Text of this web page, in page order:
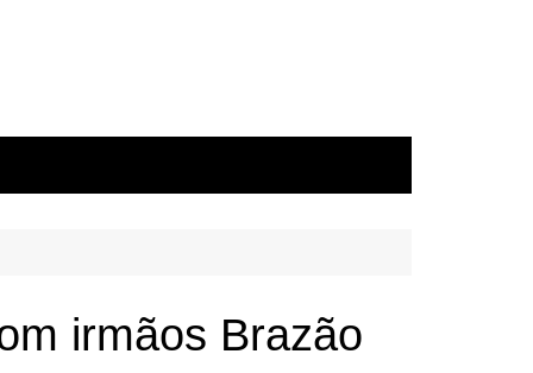
irmãos Brazão